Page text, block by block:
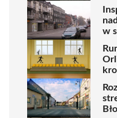
w